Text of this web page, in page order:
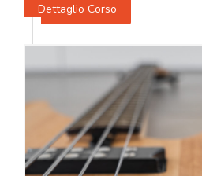
Dettaglio Corso